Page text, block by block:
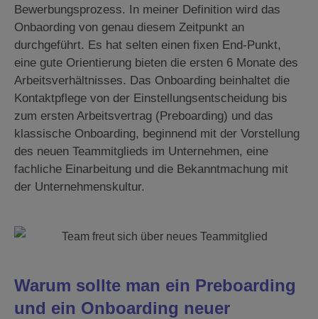
Bewerbungsprozess. In meiner Definition wird das
Onbaording von genau diesem Zeitpunkt an
durchgeführt. Es hat selten einen fixen End-Punkt,
eine gute Orientierung bieten die ersten 6 Monate des
Arbeitsverhältnisses. Das Onboarding beinhaltet die
Kontaktpflege von der Einstellungsentscheidung bis
zum ersten Arbeitsvertrag (Preboarding) und das
klassische Onboarding, beginnend mit der Vorstellung
des neuen Teammitglieds im Unternehmen, eine
fachliche Einarbeitung und die Bekanntmachung mit
der Unternehmenskultur.
Warum sollte man ein Preboarding
und ein Onboarding neuer